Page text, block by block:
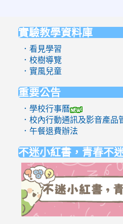
實驗教學資料庫
．看見學習
．校樹導覽
．實風兒童
重要公告
．學校行事曆
．校內行動通訊及影音產品
．午餐退費辦法
不迷小紅書，青春不